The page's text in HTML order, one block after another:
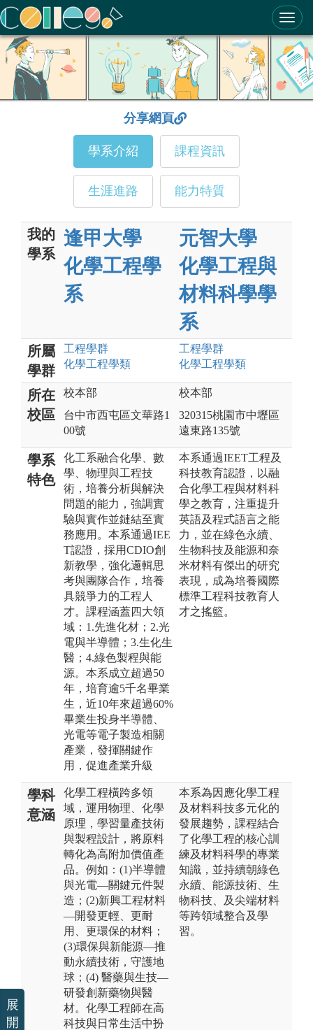
ColleGo! 大學選才與高中育才輔助系統
分享網頁
學系介紹 課程資訊
生涯進路 能力特質
我的
學系
逢甲大學
化學工程學
系
元智大學
化學工程與
材料科學學
系
所屬
學群
工程學群
化學工程學類
工程學群
化學工程學類
所在
校區
校本部
台中市西屯區文華路1
00號
校本部
320315桃園市中壢區
遠東路135號
學系
特色
化工系融合化學、數
學、物理與工程技
術，培養分析與解決
問題的能力，強調實
驗與實作並鏈結至實
務應用。本系通過IEE
T認證，採用CDIO創
新教學，強化邏輯思
考與團隊合作，培養
具競爭力的工程人
才。課程涵蓋四大領
域：1.先進化材；2.光
電與半導體；3.生化生
醫；4.綠色製程與能
源。本系成立超過50
年，培育逾5千名畢業
生，近10年來超過60%
畢業生投身半導體、
光電等電子製造相關
產業，發揮關鍵作
用，促進產業升級
本系通過IEET工程及
科技教育認證，以融
合化學工程與材料科
學之教育，注重提升
英語及程式語言之能
力，並在綠色永續、
生物科技及能源和奈
米材料有傑出的研究
表現，成為培養國際
標準工程科技教育人
才之搖籃。
學科
意涵
化學工程橫跨多領
域，運用物理、化學
原理，學習量產技術
與製程設計，將原料
轉化為高附加價值產
品。例如：(1)半導體
與光電—關鍵元件製
造；(2)新興工程材料
—開發更輕、更耐
用、更環保的材料；
(3)環保與新能源—推
動永續技術，守護地
球；(4) 醫藥與生技—
研發創新藥物與醫
材。化學工程師在高
科技與日常生活中扮
本系為因應化學工程
及材料科技多元化的
發展趨勢，課程結合
了化學工程的核心訓
練及材料科學的專業
知識，並持續朝綠色
永續、能源技術、生
物科技、及尖端材料
等跨領域整合及學
習。
展
開